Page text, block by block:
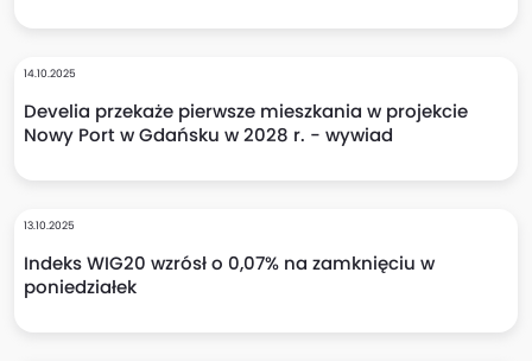
14.10.2025
Develia przekaże pierwsze mieszkania w projekcie
Nowy Port w Gdańsku w 2028 r. - wywiad
13.10.2025
Indeks WIG20 wzrósł o 0,07% na zamknięciu w
poniedziałek